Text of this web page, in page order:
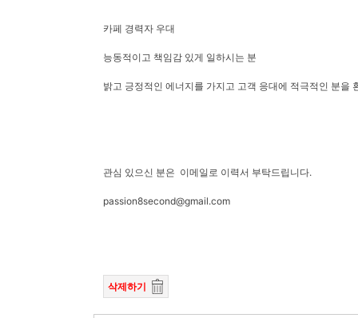
카페 경력자 우대
능동적이고 책임감 있게 일하시는 분
밝고 긍정적인 에너지를 가지고 고객 응대에 적극적인 분을
관심 있으신 분은 이메일로 이력서 부탁드립니다.
passion8second@gmail.com
삭제하기